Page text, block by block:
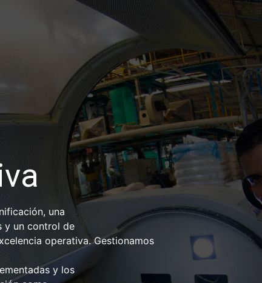
una
y un control de
operativa. Gestionamos
y los